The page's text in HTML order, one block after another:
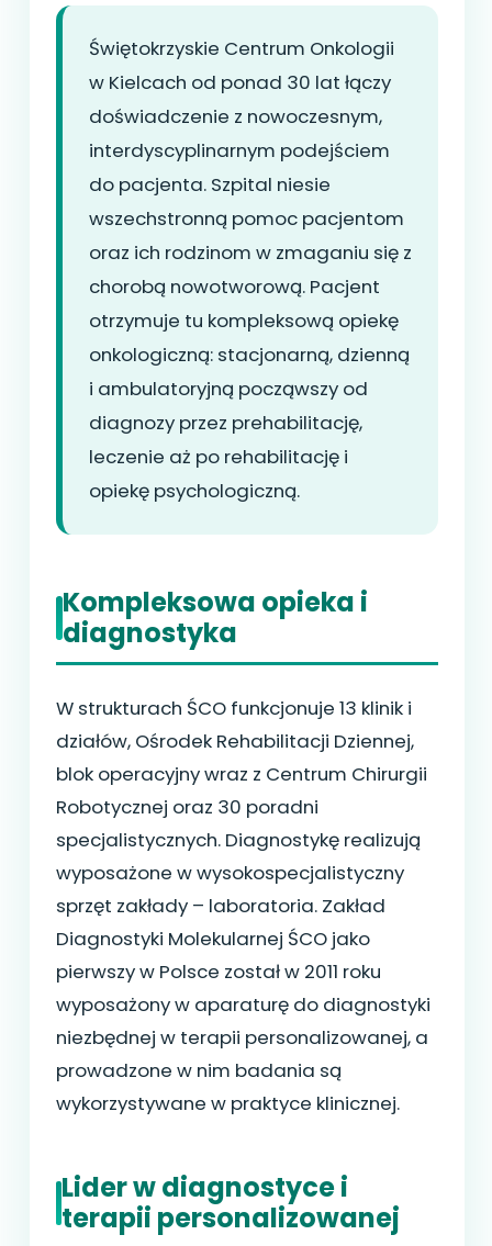
Świętokrzyskie Centrum Onkologii
w Kielcach od ponad 30 lat łączy
doświadczenie z nowoczesnym,
interdyscyplinarnym podejściem
do pacjenta. Szpital niesie
wszechstronną pomoc pacjentom
oraz ich rodzinom w zmaganiu się z
chorobą nowotworową. Pacjent
otrzymuje tu kompleksową opiekę
onkologiczną: stacjonarną, dzienną
i ambulatoryjną począwszy od
diagnozy przez prehabilitację,
leczenie aż po rehabilitację i
opiekę psychologiczną.
Kompleksowa opieka i
diagnostyka
W strukturach ŚCO funkcjonuje 13 klinik i
działów, Ośrodek Rehabilitacji Dziennej,
blok operacyjny wraz z Centrum Chirurgii
Robotycznej oraz 30 poradni
specjalistycznych. Diagnostykę realizują
wyposażone w wysokospecjalistyczny
sprzęt zakłady – laboratoria. Zakład
Diagnostyki Molekularnej ŚCO jako
pierwszy w Polsce został w 2011 roku
wyposażony w aparaturę do diagnostyki
niezbędnej w terapii personalizowanej, a
prowadzone w nim badania są
wykorzystywane w praktyce klinicznej.
Lider w diagnostyce i
terapii personalizowanej